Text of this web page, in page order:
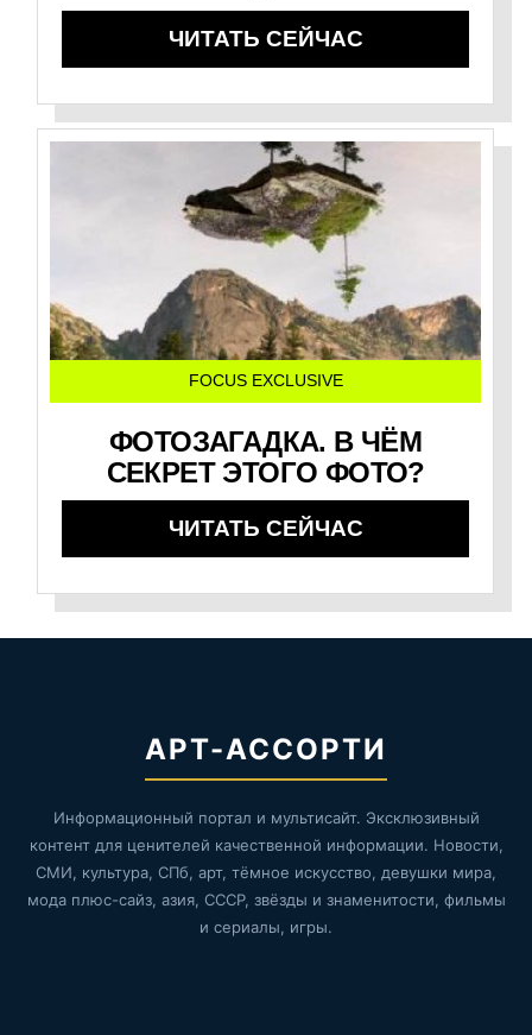
ЧИТАТЬ СЕЙЧАС
FOCUS EXCLUSIVE
ФОТОЗАГАДКА. В ЧЁМ
СЕКРЕТ ЭТОГО ФОТО?
ЧИТАТЬ СЕЙЧАС
АРТ-АССОРТИ
Информационный портал и мультисайт. Эксклюзивный
контент для ценителей качественной информации. Новости,
СМИ, культура, СПб, арт, тёмное искусство, девушки мира,
мода плюс-сайз, азия, СССР, звёзды и знаменитости, фильмы
и сериалы, игры.